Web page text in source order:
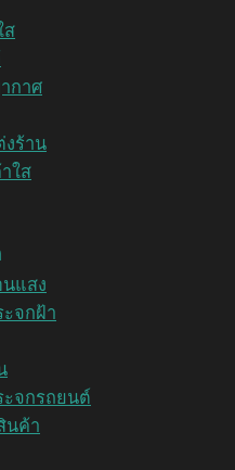
ส
กาศ
งร้าน
ใส
นแสง
จกฝ้า
ะจกรถยนต์
นค้า